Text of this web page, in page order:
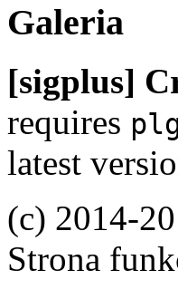
Galeria
[sigplus]
requires
latest
(c) 2014-
Strona